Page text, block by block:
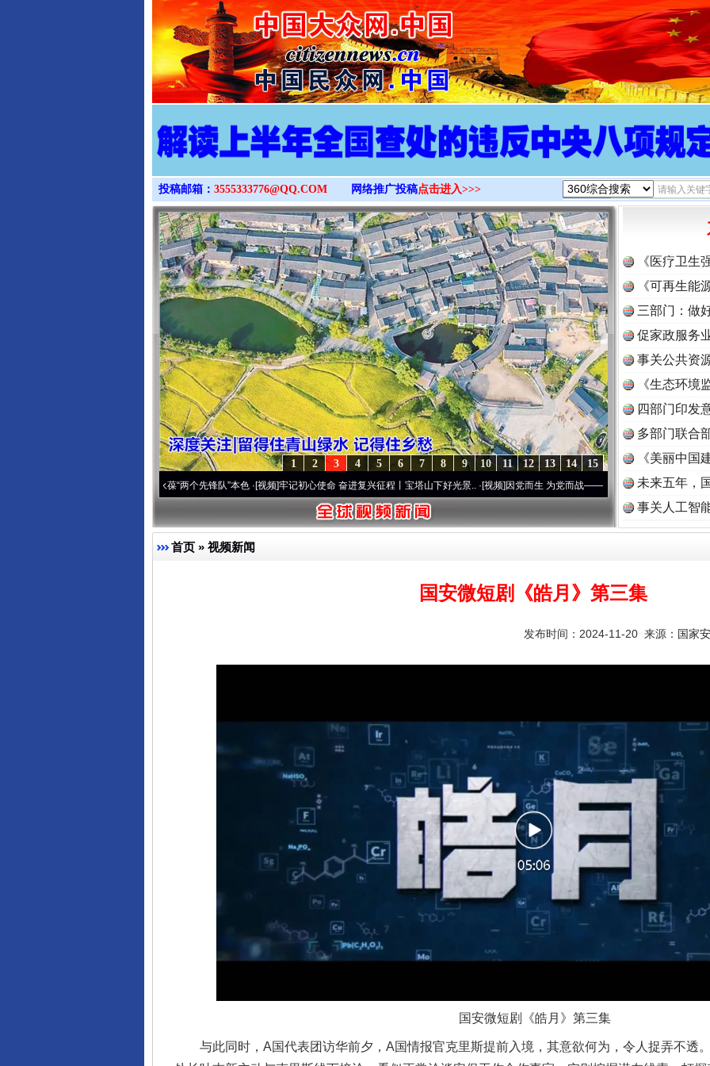
>
投稿邮箱： 3555333776@QQ.COM 网络推广投稿点击进入>>>
15
14
13
12
11
10
9
8
7
6
5
4
3
2
1
永葆“两个先锋队”本色·[视频]牢记初心使命 奋进复兴征程丨宝塔山下好光景..·[视频]因党而生 为党而战——百年“纪”事⑧加强纪律..·[视频] 牢
《医疗卫生
《可再生能
三部门：做
促家政服务
事关公共资
《生态环境
读
四部门印发
多部门联合
《美丽中国
未来五年，
事关人工智
首页 » 视频新闻
国安微短剧《皓月》第三集
发布时间：2024-11-20 来源： 国家
国安微短剧《皓月》第三集
与此同时，A国代表团访华前夕，A国情报官克里斯提前入境，其意欲何为，令人捉弄不透
完善运行机制助力责任有效落实 一纸欠条伤亲情 巡回调解促和解..